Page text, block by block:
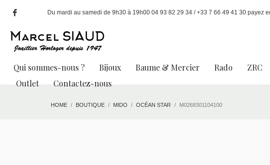
Du mardi au samedi de 9h30 à 19h00 04 93 82 29 34 / +33 7 66 49 41 30 payez
Qui sommes-nous ? Bijoux Baume & Mercier Rado ZRC
Outlet
Contactez-nous
HOME BOUTIQUE MIDO OCÉAN STAR M0268301104100